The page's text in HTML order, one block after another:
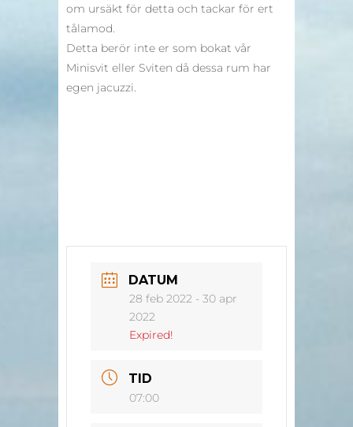
om ursäkt för detta och tackar för ert
tålamod.
Detta berör inte er som bokat vår
Minisvit eller Sviten då dessa rum har
egen jacuzzi.
DATUM
28 feb 2022 - 30 apr
2022
Expired!
TID
07:00